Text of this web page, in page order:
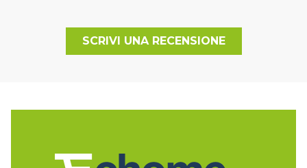
SCRIVI UNA RECENSIONE